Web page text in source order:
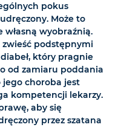
pokus
Może to
własną wyobraźnią.
zwieść podstępnymi
który pragnie
od zamiaru poddania
jego choroba jest
kompetencji lekarzy.
aby się
przez szatana